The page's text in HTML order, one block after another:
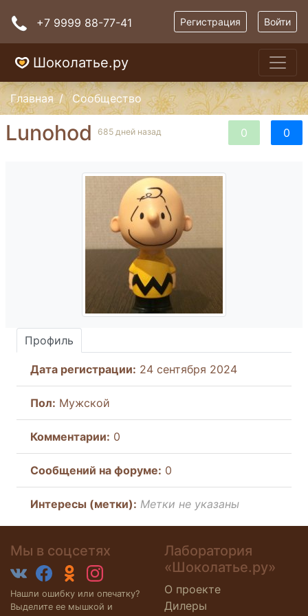
+7 9999 88-77-41 Регистрация Войти
Шоколатье.ру
Главная Сообщество
0 0
Lunohod 685 дней назад
Профиль
Дата регистрации: 24 сентября 2024
Пол: Мужской
Комментарии: 0
Cообщений на форуме: 0
Интересы (метки): Метки не указаны
Мы в соцсетях
Нашли ошибку или опечатку?
Выделите ее мышкой и
Лаборатория
«Шоколатье.ру»
О проекте
Дилеры